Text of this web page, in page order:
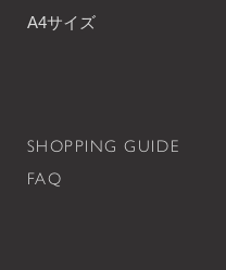
A4サイズ
SHOPPING GUIDE
FAQ